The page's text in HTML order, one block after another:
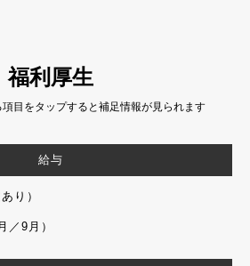
福利厚生
目をタップすると補足情報が見られます
給与
り）
／9月）